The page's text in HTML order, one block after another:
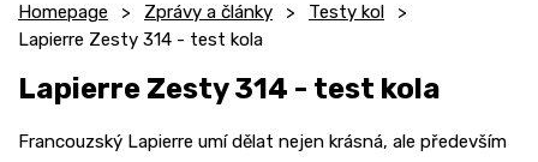
Homepage Zprávy a články
Testy kol
Lapierre Zesty 314 - test kola
Lapierre Zesty 314 - test kola
Francouzský Lapierre umí dělat nejen krásná, ale především